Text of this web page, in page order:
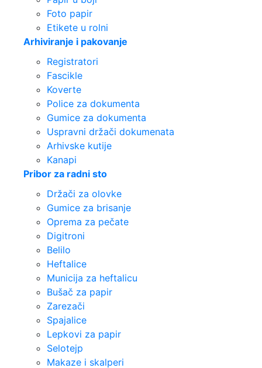
Foto papir
Etikete u rolni
Arhiviranje i pakovanje
Registratori
Fascikle
Koverte
Police za dokumenta
Gumice za dokumenta
Uspravni držači dokumenata
Arhivske kutije
Kanapi
Pribor za radni sto
Držači za olovke
Gumice za brisanje
Oprema za pečate
Digitroni
Belilo
Heftalice
Municija za heftalicu
Bušač za papir
Zarezači
Spajalice
Lepkovi za papir
Selotejp
Makaze i skalperi